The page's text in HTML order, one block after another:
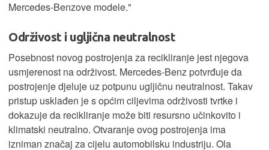
Mercedes-Benzove modele."
Održivost i ugljična neutralnost
Posebnost novog postrojenja za recikliranje jest njegova
usmjerenost na održivost. Mercedes-Benz potvrđuje da
postrojenje djeluje uz potpunu ugljičnu neutralnost. Takav
pristup usklađen je s općim ciljevima održivosti tvrtke i
dokazuje da recikliranje može biti resursno učinkovito i
klimatski neutralno. Otvaranje ovog postrojenja ima
izniman značaj za cijelu automobilsku industriju. Ola